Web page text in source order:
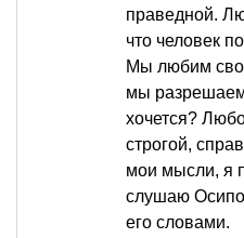
праведной.
что человек
Мы любим
мы
хочется?
строгой,
мои мысли, я
слушаю
его словами.